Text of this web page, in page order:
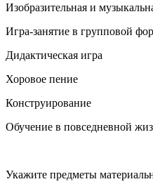
Изобразительная и
Игра-занятие в групповой
Дидактическая игра
Хоровое пение
Конструирование
Обучение в повседневной
Укажите предметы